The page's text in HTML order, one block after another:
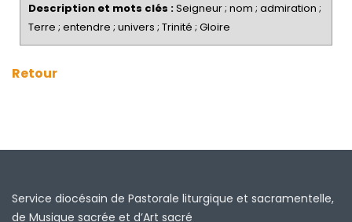
Description et mots clés :Seigneur ; nom ; admiration ;
Terre ; entendre ; univers ; Trinité ; Gloire
Retour
Service diocésain de Pastorale liturgique et sacramentelle,
de Musique sacrée et d’Art sacré